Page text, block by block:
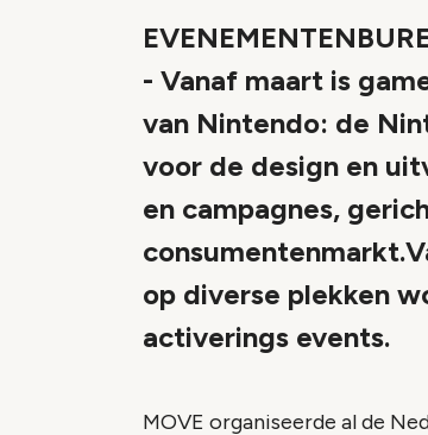
- Vanaf maart is
van Nintendo: de
voor de design en
en campagnes,
op diverse plekken
activerings events.
MOVE organiseerde al de